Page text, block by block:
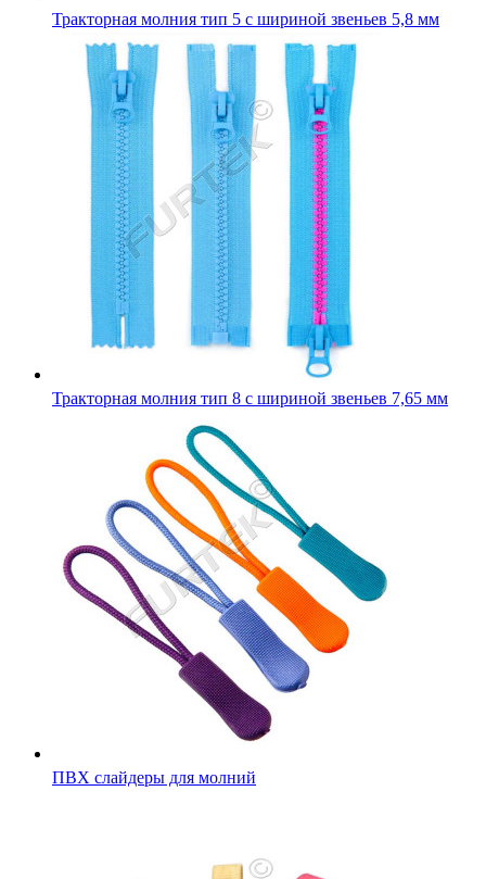
Тракторная молния тип 5 с шириной звеньев 5,8 мм
Тракторная молния тип 8 с шириной звеньев 7,65 мм
ПВХ слайдеры для молний